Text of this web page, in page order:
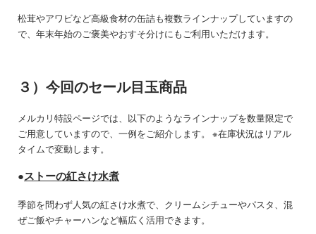
松茸やアワビなど高級食材の缶詰も複数ラインナップしていますの
で、年末年始のご褒美やおすそ分けにもご利用いただけます。
３）今回のセール目玉商品
メルカリ特設ページでは、以下のようなラインナップを数量限定で
ご用意していますので、一例をご紹介します。 ※在庫状況はリアル
タイムで変動します。
●ストーの紅さけ水煮
季節を問わず人気の紅さけ水煮で、クリームシチューやパスタ、混
ぜご飯やチャーハンなど幅広く活用できます。